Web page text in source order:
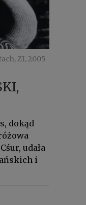
ZL 2005
dokąd
udała
i